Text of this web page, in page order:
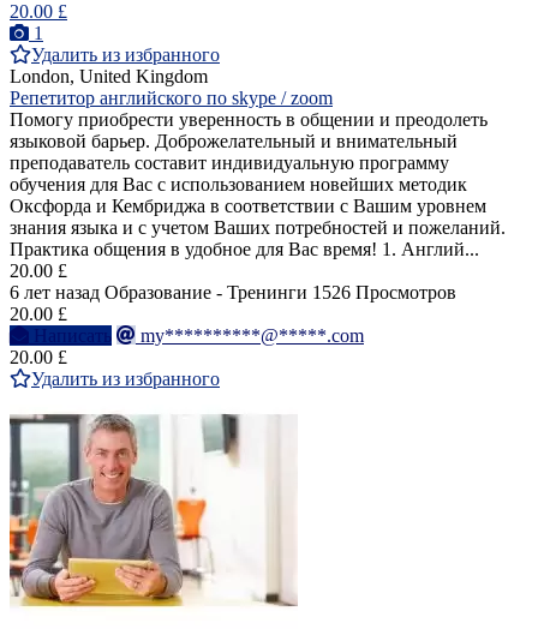
20.00 £
1
Удалить из избранного
London, United Kingdom
Репетитор английского по skype / zoom
Помогу приобрести уверенность в общении и преодолеть
языковой барьер. Доброжелательный и вниматeльный
преподаватель составит индивидуальную программу
обучения для Вас с использованием новейших методик
Оксфорда и Кембриджа в соответствии с Вашим уровнем
знания языка и с учетом Ваших потребностей и пожеланий.
Практика общения в удобное для Вас время! 1. Англий...
20.00 £
6 лет назад Образование - Тренинги 1526 Просмотров
20.00 £
Написать
my**********@*****.com
20.00 £
Удалить из избранного